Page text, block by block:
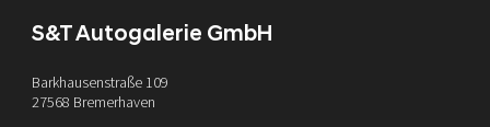
S&T Autogalerie GmbH
Barkhausenstraße 109
27568 Bremerhaven